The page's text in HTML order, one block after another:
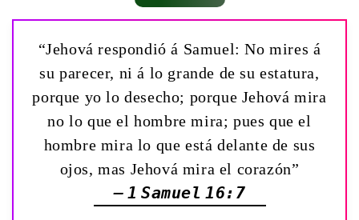
“Jehová respondió á Samuel: No mires á
su parecer, ni á lo grande de su estatura,
porque yo lo desecho; porque Jehová mira
no lo que el hombre mira; pues que el
hombre mira lo que está delante de sus
ojos, mas Jehová mira el corazón”
— 1 Samuel 16:7